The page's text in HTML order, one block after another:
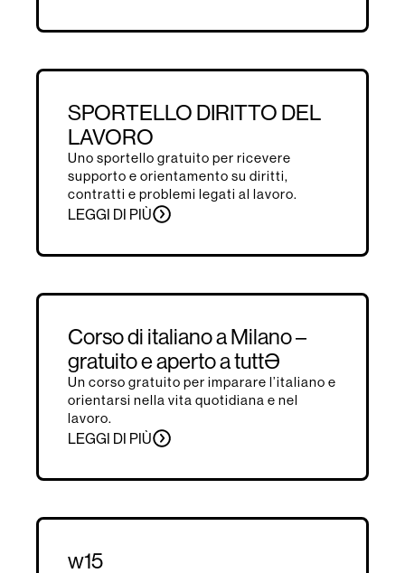
SPORTELLO DIRITTO DEL
LAVORO
Uno sportello gratuito per ricevere
supporto e orientamento su diritti,
contratti e problemi legati al lavoro.
LEGGI DI PIÙ
Corso di italiano a Milano –
gratuito e aperto a tuttƏ
Un corso gratuito per imparare l’italiano e
orientarsi nella vita quotidiana e nel
lavoro.
LEGGI DI PIÙ
w15